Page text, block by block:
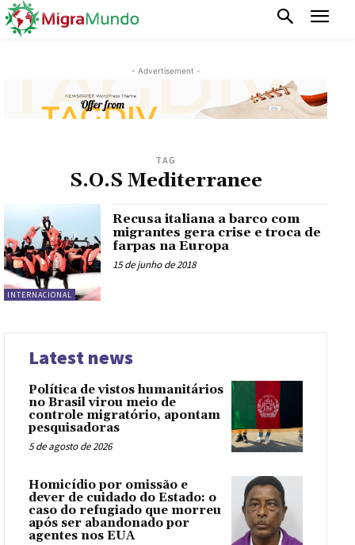
- Advertisement -
TAG
S.O.S Mediterranee
INTERNACIONAL
Recusa italiana a barco com
migrantes gera crise e troca de
farpas na Europa
15 de junho de 2018
Latest news
Política de vistos humanitários
no Brasil virou meio de
controle migratório, apontam
pesquisadoras
5 de agosto de 2026
Homicídio por omissão e
dever de cuidado do Estado: o
caso do refugiado que morreu
após ser abandonado por
agentes nos EUA